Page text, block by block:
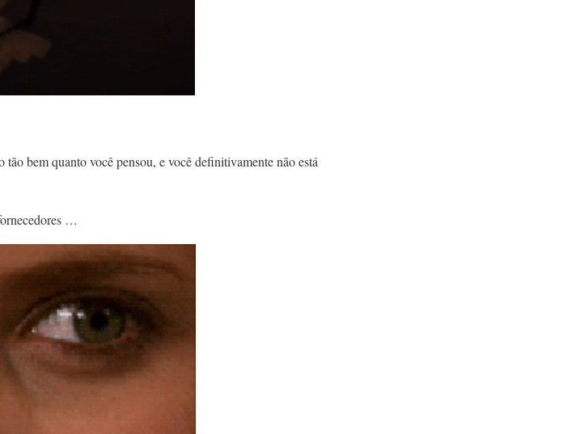
bem quanto você pensou, e você definitivamente não está
…